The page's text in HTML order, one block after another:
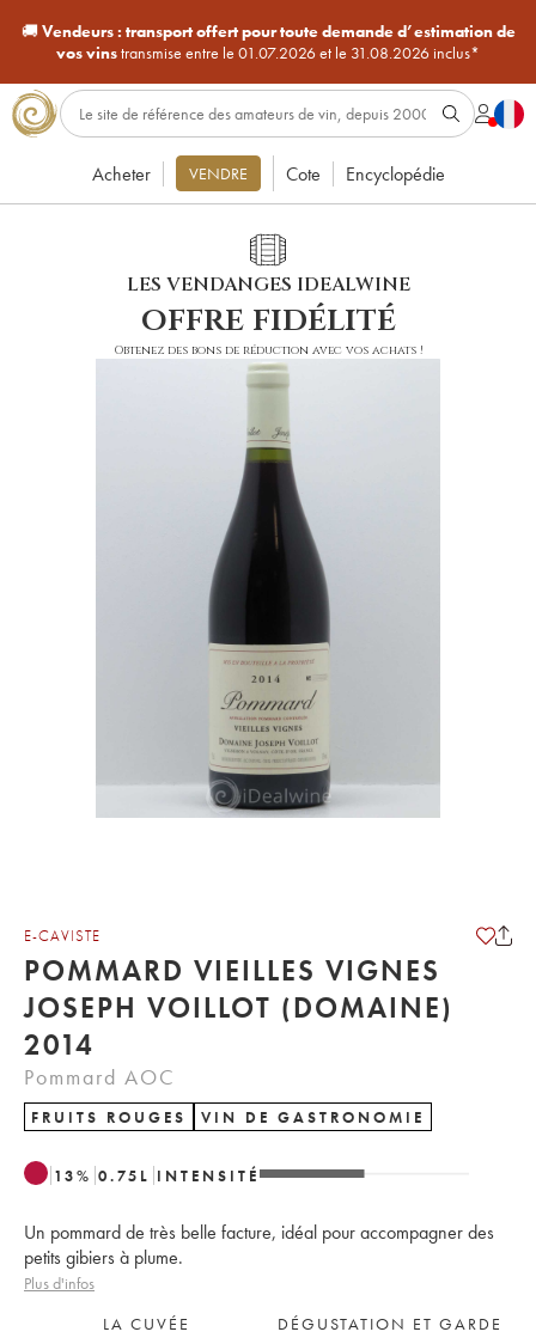
🚚Vendeurs : transport offert pour toute demande d’estimation de
vos vinstransmise entre le 01.07.2026 et le 31.08.2026 inclus*
Acheter VENDRE Cote Encyclopédie
LES VENDANGES IDEALWINE
offre fidélité
Obtenez des bons de réduction avec vos achats !
E-CAVISTE
POMMARD VIEILLES VIGNES
JOSEPH VOILLOT (DOMAINE)
2014
Pommard AOC
FRUITS ROUGES VIN DE GASTRONOMIE
13% 0.75 L INTENSITÉ
Un pommard de très belle facture, idéal pour accompagner des
petits gibiers à plume.
Plus d'infos
LA CUVÉE
DÉGUSTATION ET GARDE